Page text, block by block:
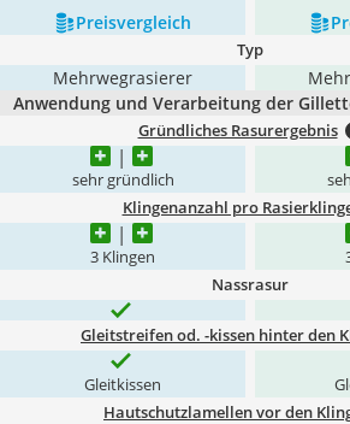
Preis­vergleich
Typ
Mehrwegrasierer
Anwendung und Verarbeitung der
Gründliches Rasurergebnis
sehr gründlich
Klingenanzahl pro
3 Klingen
Nassrasur
Gleitstreifen od. -kissen hinter den
Gleitkissen
Hautschutzlamellen vor den